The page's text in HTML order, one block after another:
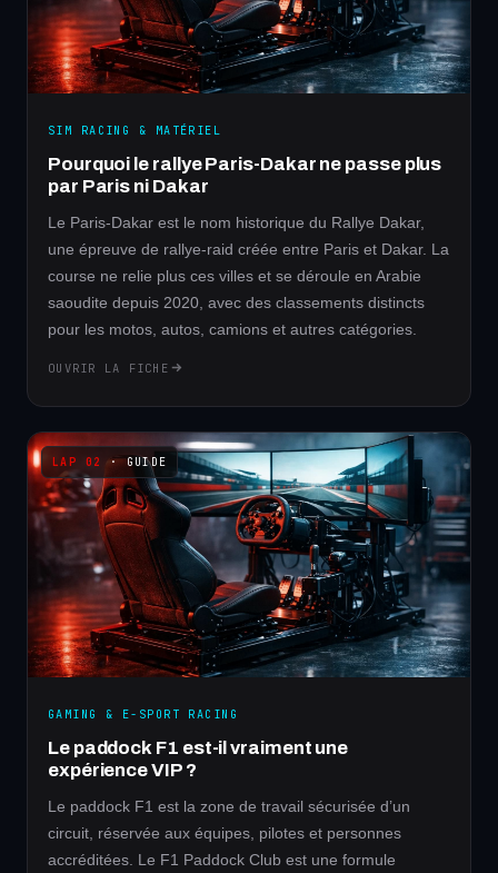
SIM RACING & MATÉRIEL
Pourquoi le rallye Paris-Dakar ne passe plus
par Paris ni Dakar
Le Paris-Dakar est le nom historique du Rallye Dakar,
une épreuve de rallye-raid créée entre Paris et Dakar. La
course ne relie plus ces villes et se déroule en Arabie
saoudite depuis 2020, avec des classements distincts
pour les motos, autos, camions et autres catégories.
OUVRIR LA FICHE
· GUIDE
GAMING & E-SPORT RACING
Le paddock F1 est-il vraiment une
expérience VIP ?
Le paddock F1 est la zone de travail sécurisée d’un
circuit, réservée aux équipes, pilotes et personnes
accréditées. Le F1 Paddock Club est une formule